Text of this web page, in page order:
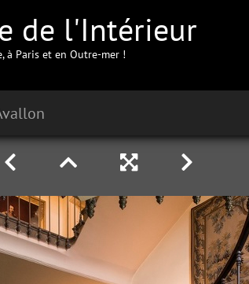
de l'Intérieur
à Paris et en Outre-mer !